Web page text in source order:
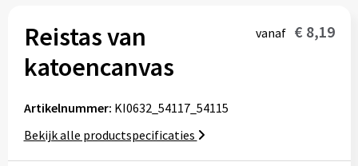
Fleeces
Jassen
Hemden
Badtextiel & douche
Snoepgoed
Schrijf & papierwaren
Reistas van
katoencanvas
vanaf € 8,19
Artikelnummer: KI0632_54117_54115
Bekijk alle productspecificaties